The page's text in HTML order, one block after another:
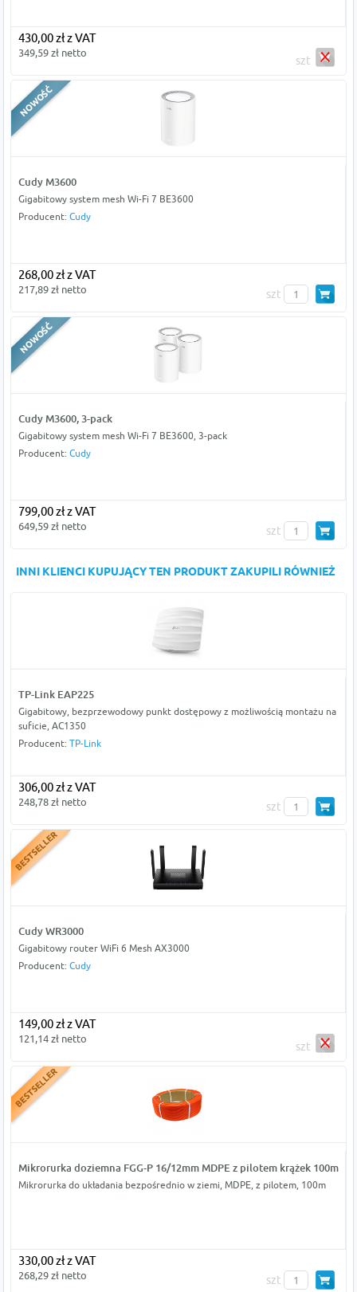
430,00 zł z VAT
349,59 zł netto
szt
Cudy M3600
Gigabitowy system mesh Wi-Fi 7 BE3600
Producent: Cudy
268,00 zł z VAT
217,89 zł netto szt
Cudy M3600, 3-pack
Gigabitowy system mesh Wi-Fi 7 BE3600, 3-pack
Producent: Cudy
799,00 zł z VAT
649,59 zł netto szt
INNI KLIENCI KUPUJĄCY TEN PRODUKT ZAKUPILI RÓWNIEŻ
TP-Link EAP225
Gigabitowy, bezprzewodowy punkt dostępowy z możliwością montażu na
suficie, AC1350
Producent: TP-Link
306,00 zł z VAT
248,78 zł netto szt
Cudy WR3000
Gigabitowy router WiFi 6 Mesh AX3000
Producent: Cudy
149,00 zł z VAT
121,14 zł netto
szt
Mikrorurka doziemna FGG-P 16/12mm MDPE z pilotem krążek 100m
Mikrorurka do układania bezpośrednio w ziemi, MDPE, z pilotem, 100m
330,00 zł z VAT
268,29 zł netto szt